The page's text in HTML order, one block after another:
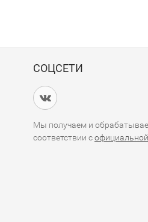
СОЦСЕТИ
Мы получаем и
соответствии с